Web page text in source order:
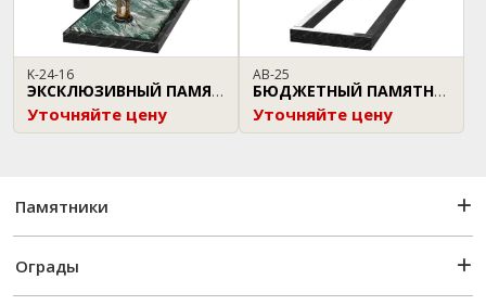
K-24-16
ЭКСКЛЮЗИВНЫЙ ПАМЯТНИК
Уточняйте цену
AB-25
БЮДЖЕТНЫЙ ПАМЯТНИК
Уточняйте цену
Памятники
Ограды